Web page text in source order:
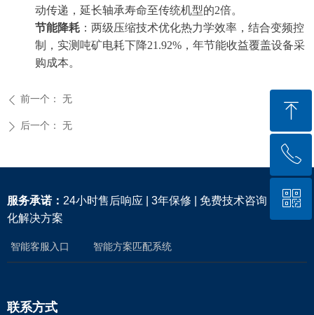
动传递，延长轴承寿命至传统机型的2倍。
节能降耗 ：两级压缩技术优化热力学效率，结合变频控
制，实测吨矿电耗下降21.92%，年节能收益覆盖设备采
购成本。
ꄴ 前一个： 无
ꄲ 后一个： 无
服务承诺： 24小时售后响应 | 3年保修 | 免费技术咨询 | 定制
化解决方案
智能客服入口 智能方案匹配系统
联系方式
ꁸ
回到顶部
ꂅ
400-885-0799
ꀥ